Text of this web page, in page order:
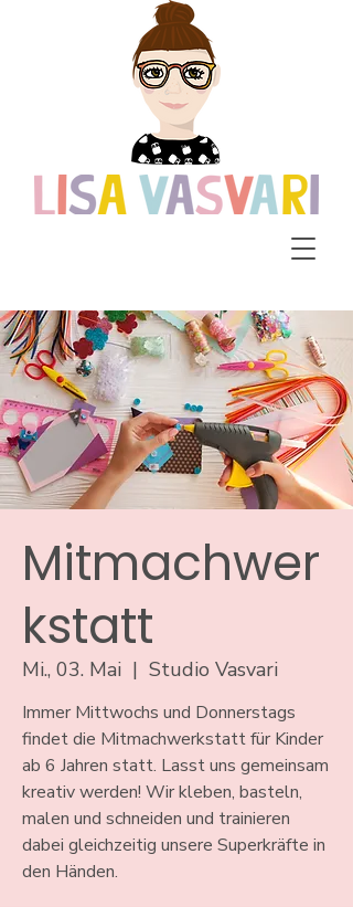
Mitmachwer
kstatt
Mi., 03. Mai
  |
Studio Vasvari
Immer Mittwochs und Donnerstags
findet die Mitmachwerkstatt für Kinder
ab 6 Jahren statt. Lasst uns gemeinsam
kreativ werden! Wir kleben, basteln,
malen und schneiden und trainieren
dabei gleichzeitig unsere Superkräfte in
den Händen.